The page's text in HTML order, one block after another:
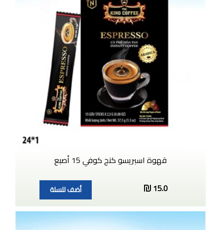
قهوة اسبريسو كنج كوفي 15 أصبع
15.0
أضف للسلة